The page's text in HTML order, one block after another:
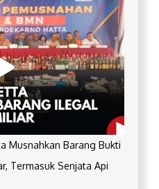
Musnahkan Barang Bukti
Termasuk Senjata Api